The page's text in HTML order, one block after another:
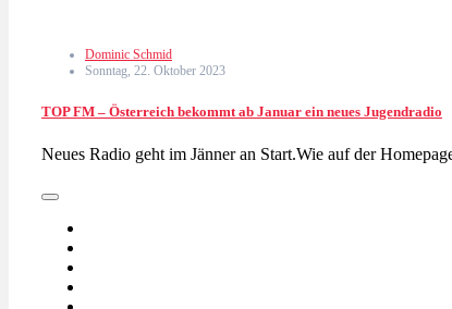
Dominic Schmid
Sonntag, 22. Oktober 2023
TOP FM – Österreich bekommt ab Januar ein neues Jugendradio
Neues Radio geht im Jänner an Start.Wie auf der